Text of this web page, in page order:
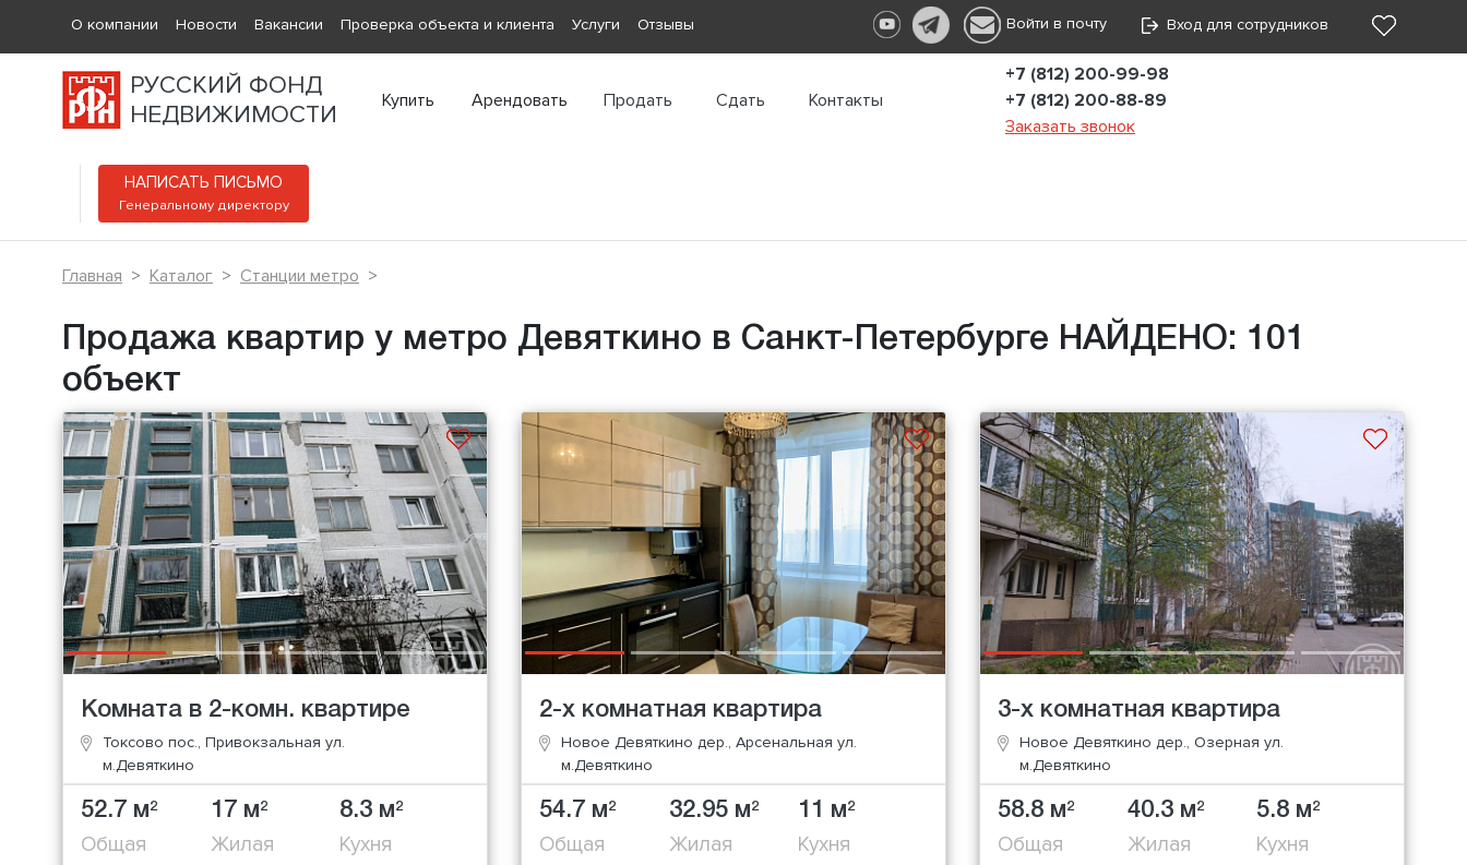
О компании Новости Вакансии Проверка объекта и клиента Услуги Отзывы Войти в почту Вход для сотрудников
РУССКИЙ ФОНД
НЕДВИЖИМОСТИ
Купить Арендовать Продать Сдать Контакты
+7 (812) 200-99-98
+7 (812) 200-88-89
Заказать звонок
НАПИСАТЬ ПИСЬМО
Генеральному директору
Главная Каталог Станции метро
Продажа квартир у метро Девяткино в Санкт-Петербурге НАЙДЕНО: 101
объект
Комната в 2-комн. квартире
Токсово пос., Привокзальная ул.
м.Девяткино
52.7 м2
Общая
17 м2
Жилая
8.3 м2
Кухня
2-х комнатная квартира
Новое Девяткино дер., Арсенальная ул.
м.Девяткино
54.7 м2
Общая
32.95 м2
Жилая
11 м2
Кухня
3-х комнатная квартира
Новое Девяткино дер., Озерная ул.
м.Девяткино
58.8 м2
Общая
40.3 м2
Жилая
5.8 м2
Кухня